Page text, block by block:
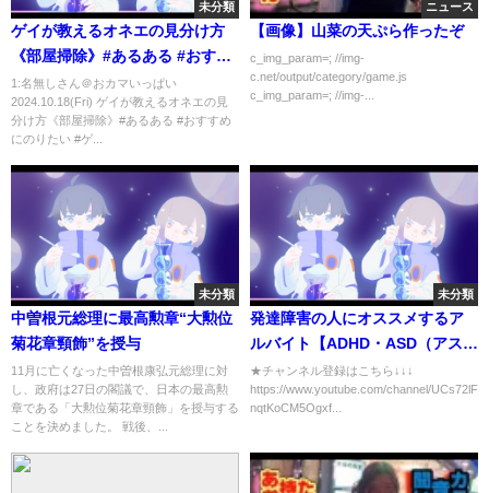
未分類
ゲイが教えるオネエの見分け方
《部屋掃除》#あるある #おすす
めにのりたい #ゲイ
1:名無しさん＠おカマいっぱい
2024.10.18(Fri) ゲイが教えるオネエの見
分け方《部屋掃除》#あるある #おすすめ
にのりたい #ゲ...
ニュース
【画像】山菜の天ぷら作ったぞ
c_img_param=; //img-
c.net/output/category/game.js
c_img_param=; //img-...
未分類
中曽根元総理に最高勲章“大勲位
菊花章頸飾”を授与
11月に亡くなった中曽根康弘元総理に対
し、政府は27日の閣議で、日本の最高勲
章である「大勲位菊花章頸飾」を授与する
ことを決めました。 戦後、...
未分類
発達障害の人にオススメするア
ルバイト【ADHD・ASD（アスペ
ルガー・自閉症スペクトラ
ム）】
★チャンネル登録はこちら↓↓↓
https://www.youtube.com/channel/
nqtKoCM5Ogxf...